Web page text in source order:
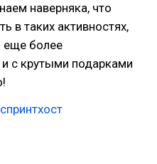
наверняка, что
в таких активностях,
еще более
с крутыми подарками